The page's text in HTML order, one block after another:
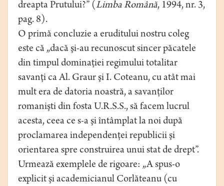
dreapta Prutului?” (Limba Română, 1994, nr. 3,
pag. 8).
O primă concluzie a eruditului nostru coleg
este că „dacă şi-au recunoscut sincer păcatele
din timpul dominaţiei regimului totalitar
savanţi ca Al. Graur şi I. Coteanu, cu atât mai
mult era de datoria noastră, a savanţilor
romanişti din fosta U.R.S.S., să facem lucrul
acesta, ceea ce s-a şi întâmplat la noi după
proclamarea independenţei republicii şi
orientarea spre construirea unui stat de drept”.
Urmează exemplele de rigoare: „A spus-o
explicit şi academicianul Corlăteanu (cu